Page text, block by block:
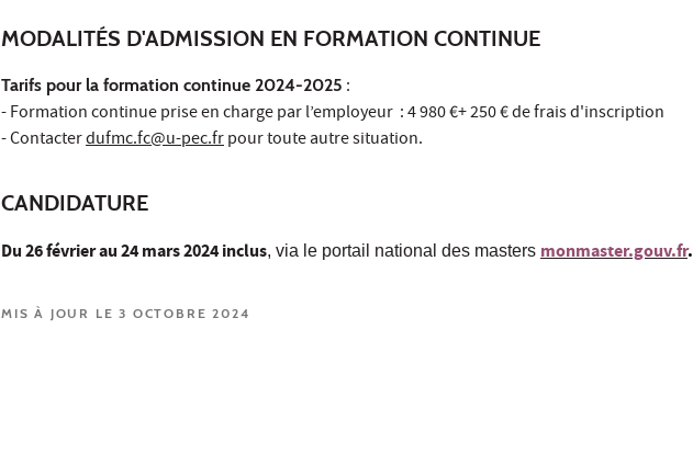
MODALITÉS D'ADMISSION EN FORMATION CONTINUE
Tarifs pour la formation continue 2024-2025 :
- Formation continue prise en charge par l’employeur : 4 980 €+ 250 € de frais d'inscription
- Contacterdufmc.fc@u-pec.frpour toute autre situation.
CANDIDATURE
Du 26 février au 24 mars 2024 inclus, via le portail national des masters monmaster.gouv.fr.
MIS À JOUR LE 3 OCTOBRE 2024